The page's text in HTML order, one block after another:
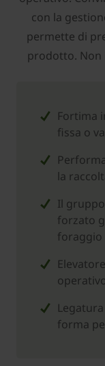
con la
permette di
prodotto. Non
Fortima
fissa o
la
Il
forzato
foraggio
forma